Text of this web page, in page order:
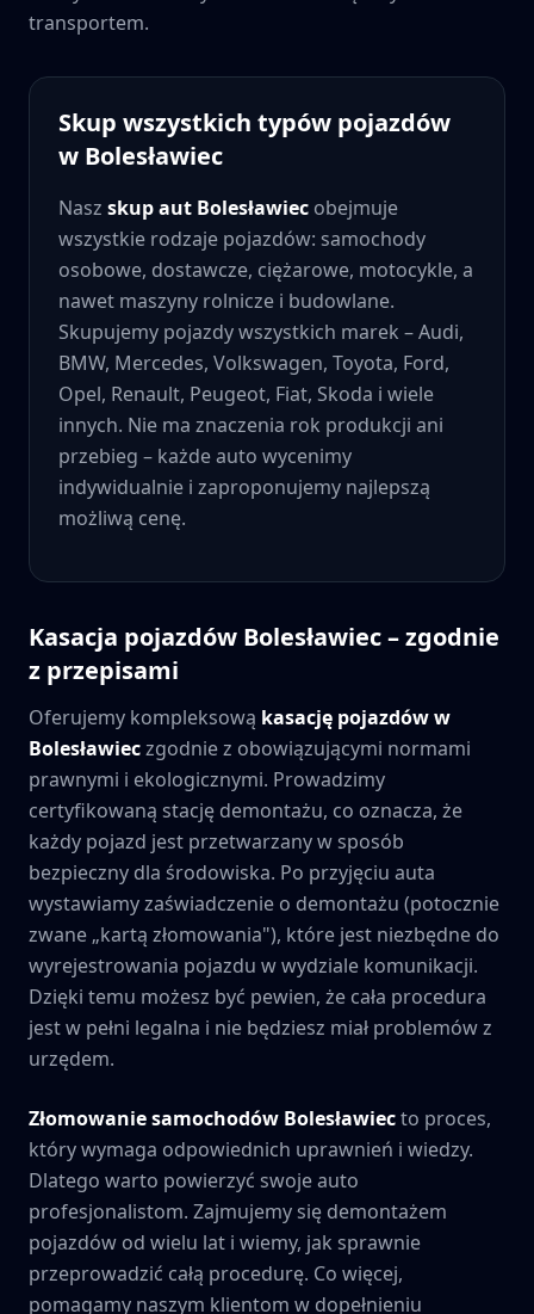
transportem.
Skup wszystkich typów pojazdów
w Bolesławiec
Nasz skup aut Bolesławiec obejmuje
wszystkie rodzaje pojazdów: samochody
osobowe, dostawcze, ciężarowe, motocykle, a
nawet maszyny rolnicze i budowlane.
Skupujemy pojazdy wszystkich marek – Audi,
BMW, Mercedes, Volkswagen, Toyota, Ford,
Opel, Renault, Peugeot, Fiat, Skoda i wiele
innych. Nie ma znaczenia rok produkcji ani
przebieg – każde auto wycenimy
indywidualnie i zaproponujemy najlepszą
możliwą cenę.
Kasacja pojazdów Bolesławiec– zgodnie
z przepisami
Oferujemy kompleksową kasację pojazdów w
Bolesławieczgodnie z obowiązującymi normami
prawnymi i ekologicznymi. Prowadzimy
certyfikowaną stację demontażu, co oznacza, że
każdy pojazd jest przetwarzany w sposób
bezpieczny dla środowiska. Po przyjęciu auta
wystawiamy zaświadczenie o demontażu (potocznie
zwane „kartą złomowania"), które jest niezbędne do
wyrejestrowania pojazdu w wydziale komunikacji.
Dzięki temu możesz być pewien, że cała procedura
jest w pełni legalna i nie będziesz miał problemów z
urzędem.
Złomowanie samochodów Bolesławiecto proces,
który wymaga odpowiednich uprawnień i wiedzy.
Dlatego warto powierzyć swoje auto
profesjonalistom. Zajmujemy się demontażem
pojazdów od wielu lat i wiemy, jak sprawnie
przeprowadzić całą procedurę. Co więcej,
pomagamy naszym klientom w dopełnieniu